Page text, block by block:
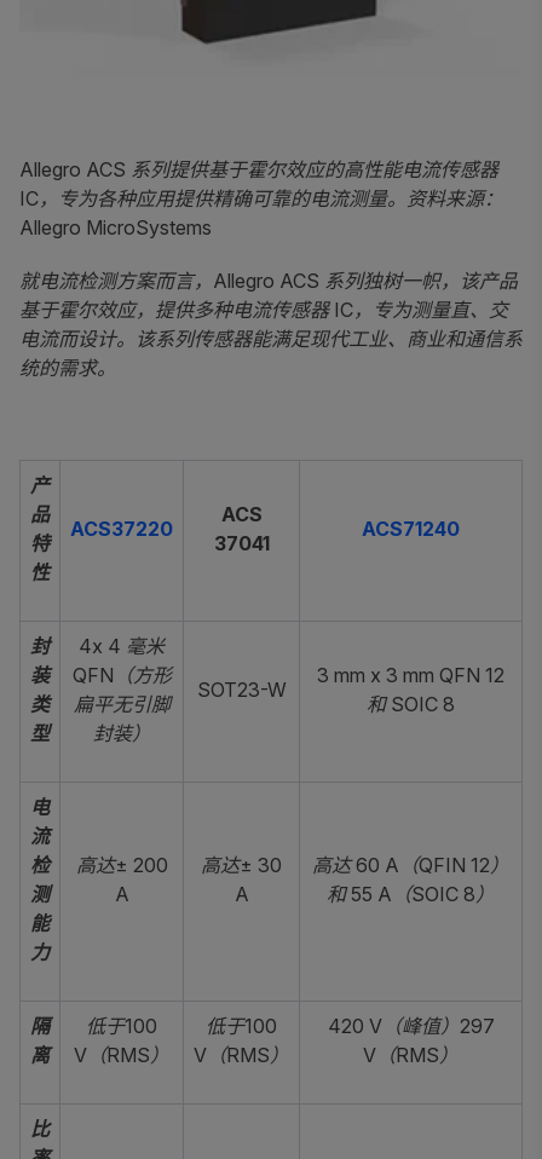
Allegro ACS 系列提供基于霍尔效应的高性能电流传感器
IC，专为各种应用提供精确可靠的电流测量。资料来源：
Allegro MicroSystems
就电流检测方案而言，Allegro ACS 系列独树一帜，该产品
基于霍尔效应，提供多种电流传感器 IC，专为测量直、交
电流而设计。该系列传感器能满足现代工业、商业和通信系
统的需求。
产
品
特
性
ACS37220
ACS
37041
ACS71240
封
装
类
型
4x 4 毫米
QFN（方形
扁平无引脚
封装）
SOT23-W
3 mm x 3 mm QFN 12
和 SOIC 8
电
流
检
测
能
力
高达± 200
A
高达± 30
A
高达 60 A（QFIN 12）
和 55 A（SOIC 8）
隔
离
低于100
V（RMS）
低于100
V（RMS）
420 V（峰值）297
V（RMS）
比